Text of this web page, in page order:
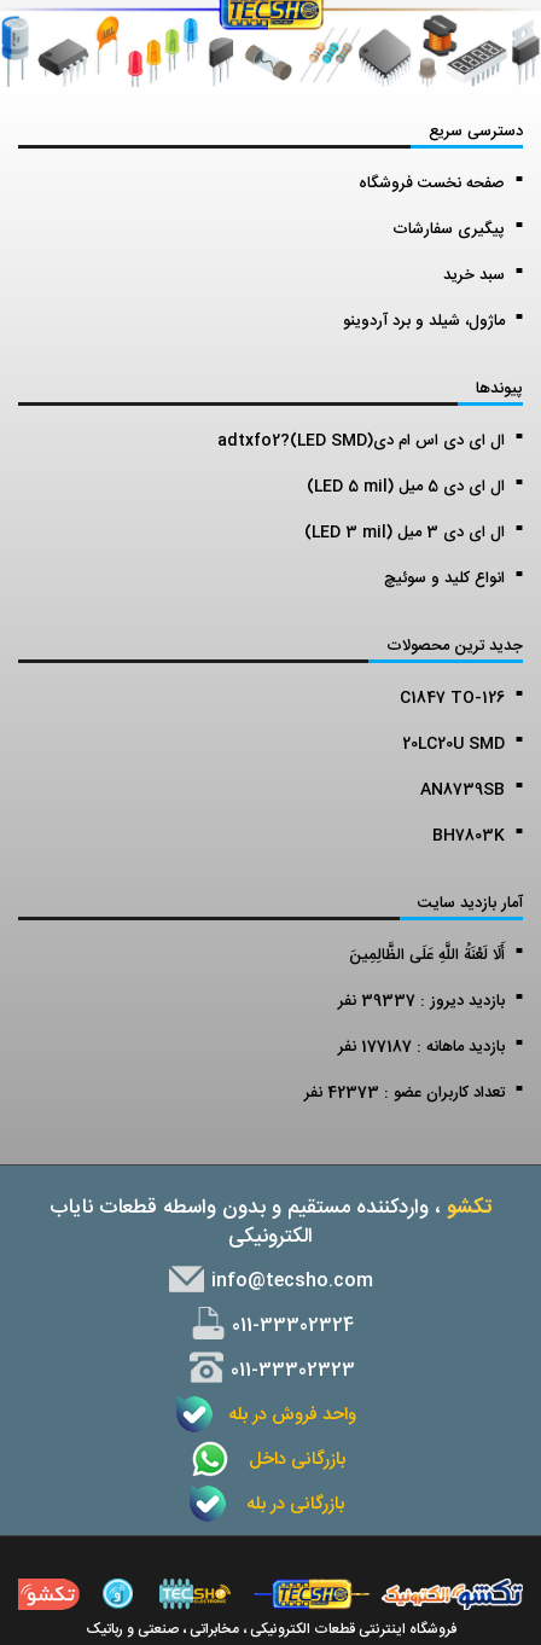
دسترسی سریع
صفحه نخست فروشگاه
پیگیری سفارشات
سبد خرید
ماژول، شیلد و برد آردوینو
پیوندها
ال ای دی اس ام دی(LED SMD)?adtxfo2
ال ای دی 5 میل (LED 5 mil)
ال ای دی 3 میل (LED 3 mil)
انواع کلید و سوئیچ
جدید ترین محصولات
C1847 TO-126
20LC20U SMD
AN8739SB
BH7803K
آمار بازدید سایت
أَلَا لَعْنَةُ اللَّهِ عَلَى الظَّالِمِينَ
بازدید دیروز : 39337 نفر
بازدید ماهانه : 177187 نفر
تعداد کاربران عضو : 42373 نفر
تکشو ، واردکننده مستقیم و بدون واسطه قطعات نایاب
الکترونیکی
info@tecsho.com
011-33302324
011-33302323
واحد فروش در بله
بازرگانی داخل
بازرگانی در بله
فروشگاه اینترنتی قطعات الکترونیکی ، مخابراتی ، صنعتی و رباتیک